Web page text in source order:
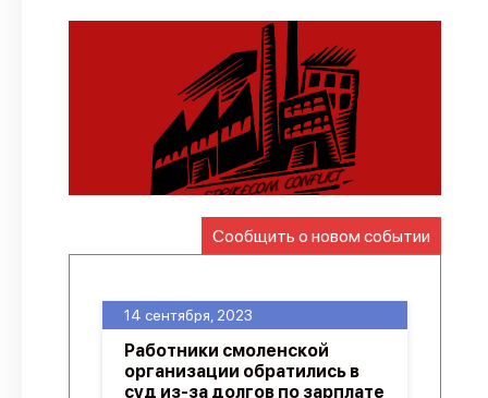
Новости
Карта событий
Трудовые конфликты
Отчеты
Предложить публикацию
API
Политика конфиденциальности
Сообщить о новом событии
14 сентября, 2023
Работники смоленской
организации обратились в
суд из-за долгов по зарплате